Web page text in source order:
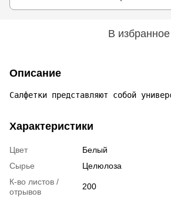
В избранное
Описание
Салфетки представляют собой
Характеристики
Цвет
Белый
Сырье
Целюлоза
К-во листов /
отрывов
200